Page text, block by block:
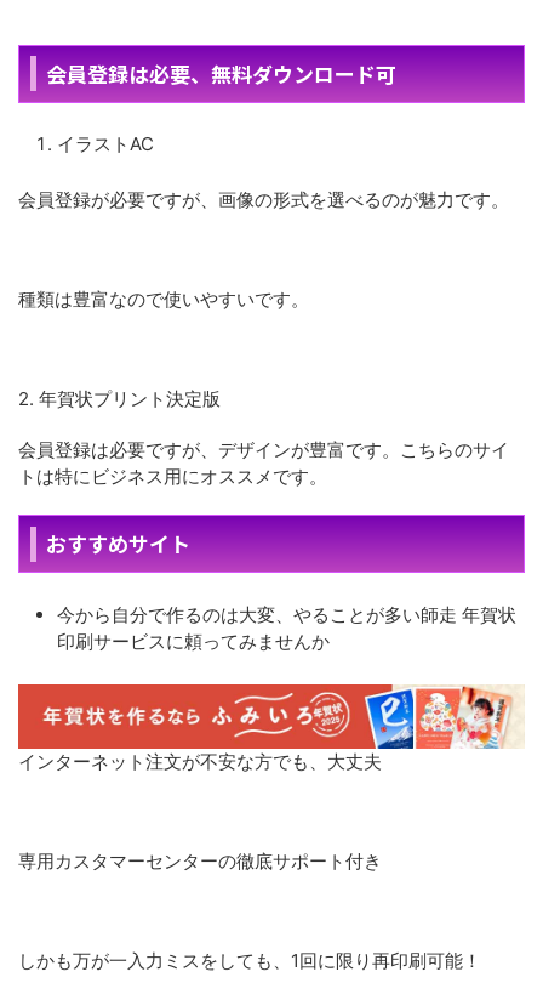
会員登録は必要、無料ダウンロード可
イラストAC
会員登録が必要ですが、画像の形式を選べるのが魅力です。
種類は豊富なので使いやすいです。
2. 年賀状プリント決定版
会員登録は必要ですが、デザインが豊富です。こちらのサイ
トは特にビジネス用にオススメです。
おすすめサイト
今から自分で作るのは大変、やることが多い師走 年賀状
印刷サービスに頼ってみませんか
インターネット注文が不安な方でも、大丈夫
専用カスタマーセンターの徹底サポート付き
しかも万が一入力ミスをしても、1回に限り再印刷可能！